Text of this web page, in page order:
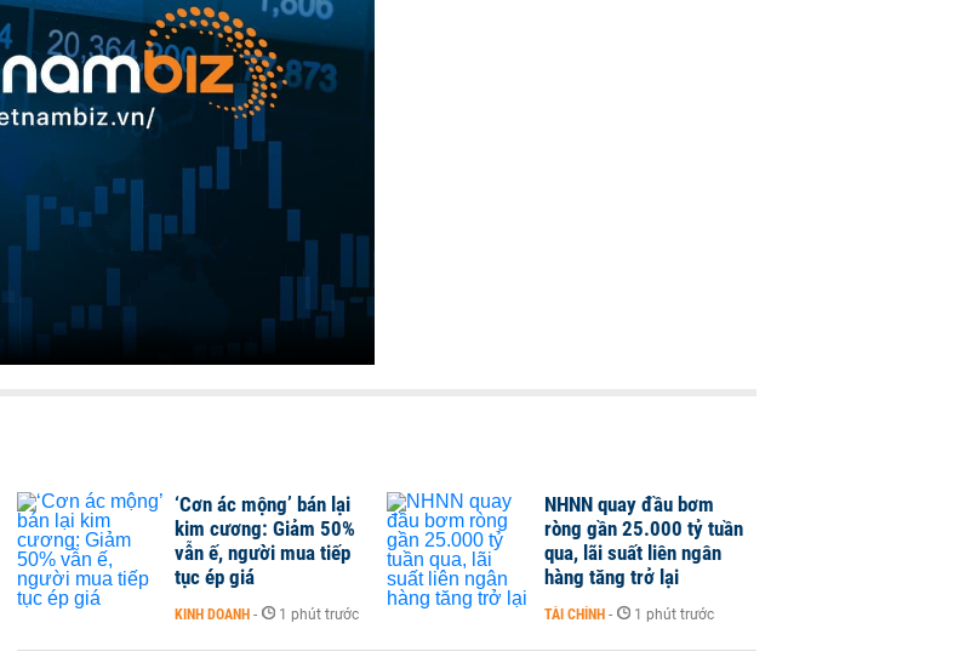
‘Cơn ác mộng’ bán lại
kim cương: Giảm 50%
vẫn ế, người mua tiếp
tục ép giá
KINH DOANH - 1 phút trước
NHNN quay đầu bơm
ròng gần 25.000 tỷ tuần
qua, lãi suất liên ngân
hàng tăng trở lại
TÀI CHÍNH - 1 phút trước